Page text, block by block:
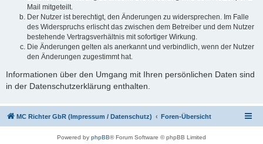
Mail mitgeteilt.
Der Nutzer ist berechtigt, den Änderungen zu widersprechen. Im Falle
des Widerspruchs erlischt das zwischen dem Betreiber und dem Nutzer
bestehende Vertragsverhältnis mit sofortiger Wirkung.
Die Änderungen gelten als anerkannt und verbindlich, wenn der Nutzer
den Änderungen zugestimmt hat.
Informationen über den Umgang mit Ihren persönlichen Daten sind
in der Datenschutzerklärung enthalten.
MC Richter GbR (Impressum / Datenschutz) Foren-Übersicht
Powered by phpBB® Forum Software © phpBB Limited